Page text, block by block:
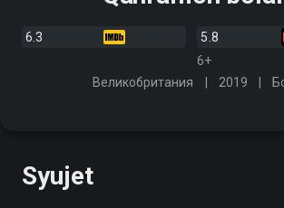
6.3
5.8
6+
Великобритания
2019
Syujet